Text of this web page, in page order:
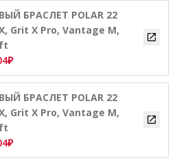
1
838₽.
БРАСЛЕТ POLAR 22
Grit X Pro, Vantage M,
₽Текущая
цена:
2
204₽.
БРАСЛЕТ POLAR 22
Grit X Pro, Vantage M,
₽Текущая
цена: